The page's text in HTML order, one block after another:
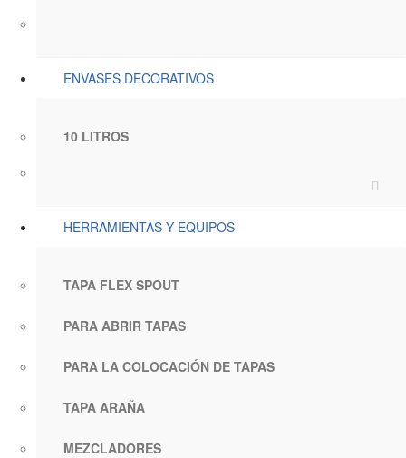
ENVASES DECORATIVOS
10 LITROS
HERRAMIENTAS Y EQUIPOS
TAPA FLEX SPOUT
PARA ABRIR TAPAS
PARA LA COLOCACIÓN DE TAPAS
TAPA ARAÑA
MEZCLADORES